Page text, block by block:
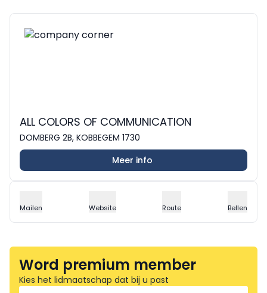
ALL COLORS OF COMMUNICATION
DOMBERG 2B, KOBBEGEM 1730
Meer info
Mailen Website Route Bellen
Word premium member
Kies het lidmaatschap dat bij u past